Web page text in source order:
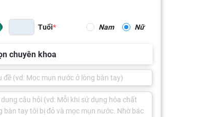
Tuổi Nam Nữ
chuyên khoa